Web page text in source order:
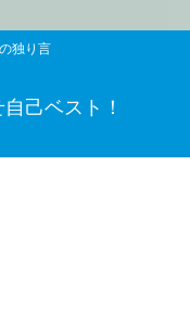
独り言
己ベスト！